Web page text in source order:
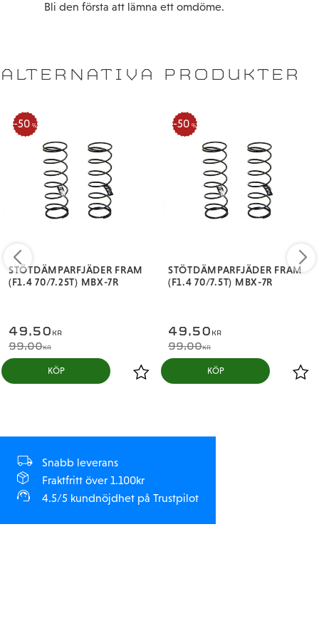
Bli den första att lämna ett omdöme.
ALTERNATIVA PRODUKTER
STÖTDÄMPARFJÄDER FRAM
(F1.4 70/7.25T) MBX-7R
49,50 KR
99,00KR
50 %
KÖP
STÖTDÄMPARFJÄDER FRAM
(F1.4 70/7.5T) MBX-7R
49,50 KR
99,00KR
50 %
KÖP
Snabb leverans
Fraktfritt över 1.100kr
4.5/5 kundnöjdhet på Trustpilot